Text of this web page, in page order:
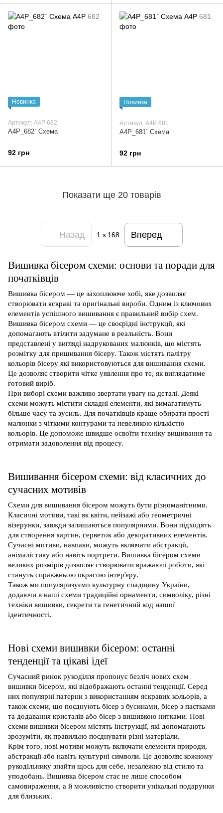
Новинка
Артикул: А4Р 682
А4Р_682` Схема
92 грн
Новинка
Артикул: А4Р 681
А4Р_681` Схема
92 грн
Показати ще 20 товарів
Назад 1з 168 Вперед
Вишивка бісером схеми: основи та поради для
початківців
Вишивка бісером — це захоплююче хобі, яке дозволяє
створювати яскраві та оригінальні вироби. Одним із ключових
елементів успішного вишивання є правильний вибір схем.
Вишивка бісером схеми — це своєрідні інструкції, які
допомагають втілити задумане в реальність. Вони
представлені у вигляді надрукованих малюнків, що містять
розмітку для пришивання бісеру. Також містять палітру
кольорів бісеру які використовуються для вишивання схеми.
Це дозволяє створити чітке уявлення про те, як виглядатиме
готовий виріб.
При виборі схеми важливо звертати увагу на деталі. Деякі
схеми можуть містити складні елементи, які вимагатимуть
більше часу та зусиль. Для початківців краще обирати прості
малюнки з чіткими контурами та невеликою кількістю
кольорів. Це допоможе швидше освоїти техніку вишивання та
отримати задоволення від процесу.
Вишивання бісером схеми: від класичних до
сучасних мотивів
Схеми для вишивання бісером можуть бути різноманітними.
Класичні мотиви, такі як квіти, пейзажі або геометричні
візерунки, завжди залишаються популярними. Вони підходять
для створення картин, серветок або декоративних елементів.
Сучасні мотиви, навпаки, можуть включати абстракції,
анімалістику або навіть портрети. Вишивка бісером схеми
великих розмірів дозволяє створювати вражаючі роботи, які
стануть справжньою окрасою інтер'єру.
Також ми популяризуємо культурну спадщину України,
додаючи в наші схеми традиційні орнаменти, символіку, різні
техніки вишивки, секрети та генетичний код нашої
ідентичності.
Нові схеми вишивки бісером: останні
тенденції та цікаві ідеї
Сучасний ринок рукоділля пропонує безліч нових схем
вишивки бісером, які відображають останні тенденції. Серед
них популярні патерни з використанням яскравих кольорів, а
також схеми, що поєднують бісер з бусинами, бісер з паєтками
та додавання кристалів або бісер з вишивкою нитками. Нові
схеми вишивки бісером містять інструкції, які допомагають
зрозуміти, як правильно поєднувати різні матеріали.
Крім того, нові мотиви можуть включати елементи природи,
абстракції або навіть культурні символи. Це дозволяє кожному
рукодільнику знайти щось для себе, незалежно від стилю та
уподобань. Вишивка бісером стає не лише способом
самовираження, а й можливістю створити унікальні подарунки
для близьких.